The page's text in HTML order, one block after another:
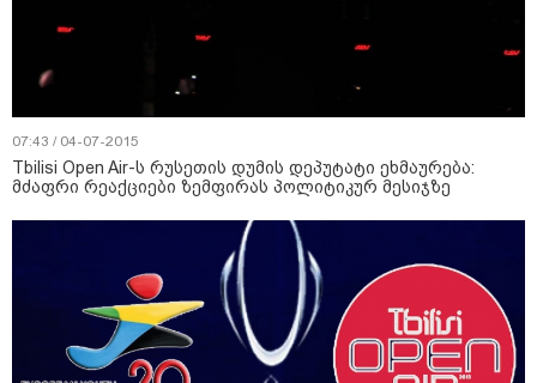
07:43 / 04-07-2015
Tbilisi Open Air-ს რუსეთის დუმის დეპუტატი ეხმაურება:
მძაფრი რეაქციები ზემფირას პოლიტიკურ მესიჯზე